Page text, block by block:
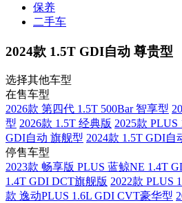
保养
二手车
2024款 1.5T GDI自动 尊贵型
选择其他车型
在售车型
2026款 第四代 1.5T 500Bar 智享型
型 2026款 1.5T 经典版 2025款
GDI自动 旗舰型 2024款 1.5T GDI自
停售车型
2023款 畅享版 PLUS 蓝鲸NE 1.4T
1.4T GDI DCT旗舰版 2022款 PLUS
款 逸动PLUS 1.6L GDI CVT豪华型